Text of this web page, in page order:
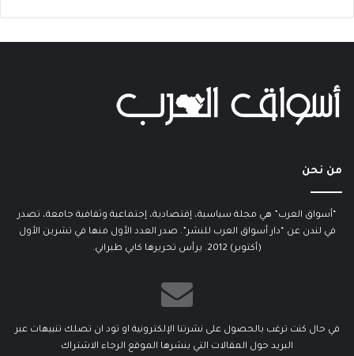
من نحن
“أسواق العرب” هي مجلة سياسية، إقتصادية، إجتماعية وثقافية جامعة، تصدر
في لندن عن “دار أسواق العرب للنشر”. صدر العدد الأول منها في تشرين الأول
(أكتوبر) 2012. يرأس تحريرها كابي طبراني.
في حال كنت ترغب بالحصول على نشرتنا الإلكترونية او تود ان تصلك تنبيهات عبر
البريد حول المقالات التي ينشرها الموقع الرجاء الاشتراك